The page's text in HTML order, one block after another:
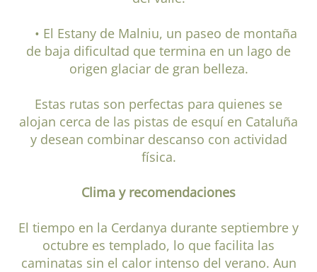
• El Estany de Malniu, un paseo de montaña
de baja dificultad que termina en un lago de
origen glaciar de gran belleza.
Estas rutas son perfectas para quienes se
alojan cerca de las pistas de esquí en Cataluña
y desean combinar descanso con actividad
física.
Clima y recomendaciones
El tiempo en la Cerdanya durante septiembre y
octubre es templado, lo que facilita las
caminatas sin el calor intenso del verano. Aun